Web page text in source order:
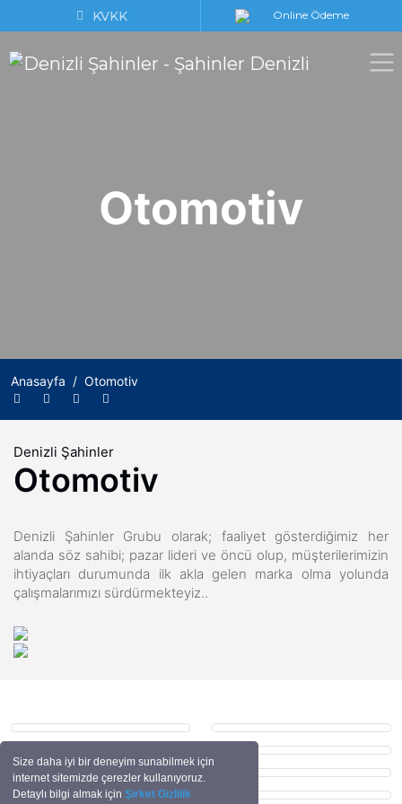
Size daha iyi bir deneyim sunabilmek için
internet sitemizde çerezler kullanıyoruz.
Detaylı bilgi almak içinŞirket Gizlilik
KVKK Online Ödeme
Otomotiv
Anasayfa Otomotiv
Denizli Şahinler
Otomotiv
Denizli Şahinler Grubu olarak; faaliyet gösterdiğimiz her
alanda söz sahibi; pazar lideri ve öncü olup, müşterilerimizin
ihtiyaçları durumunda ilk akla gelen marka olma yolunda
çalışmalarımızı sürdürmekteyiz..